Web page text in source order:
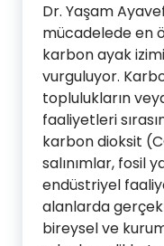
Dr. Yaşam
mücadelede en
karbon ayak
vurguluyor.
toplulukların
faaliyetleri
karbon dioksit
salınımlar, fosil
endüstriyel
alanlarda
bireysel ve